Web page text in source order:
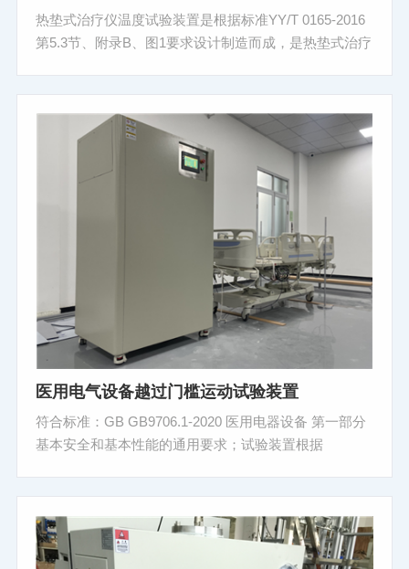
热垫式治疗仪温度试验装置是根据标准YY/T 0165-2016
第5.3节、附录B、图1要求设计制造而成，是热垫式治疗
医用电气设备越过门槛运动试验装置
符合标准：GB GB9706.1-2020 医用电器设备 第一部分
基本安全和基本性能的通用要求；试验装置根据